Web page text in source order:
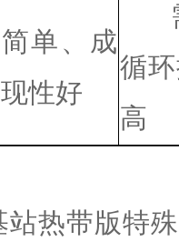
单、成
性好
循
高
站热带版特